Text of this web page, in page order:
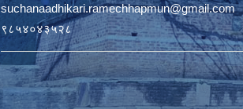
suchanaadhikari.ramechhapmun@gmail.com
९८५४०४३५२८